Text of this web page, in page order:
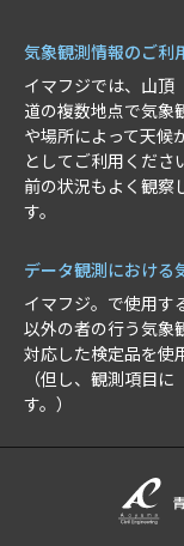
気象観測情報のご利
イマフジでは、山頂
道の複数地点で気象
や場所によって天候
としてご利用くださ
前の状況もよく観察
す。
データ観測における
イマフジ。で使用す
以外の者の行う気象
対応した検定品を使
（但し、観測項目
す。）